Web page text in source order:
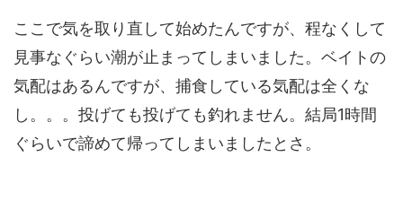
ここで気を取り直して始めたんですが、程なくして
見事なぐらい潮が止まってしまいました。ベイトの
気配はあるんですが、捕食している気配は全くな
し。。。投げても投げても釣れません。結局1時間
ぐらいで諦めて帰ってしまいましたとさ。